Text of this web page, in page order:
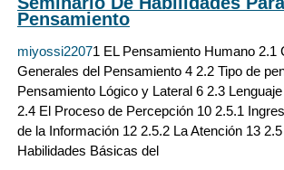
Pensamiento
miyossi22071 EL Pensamiento Humano 2.1
Generales del Pensamiento 4 2.2 Tipo de
Pensamiento Lógico y Lateral 6 2.3
2.4 El Proceso de Percepción 10 2.5.1
de la Información 12 2.5.2 La Atención 13
Habilidades Básicas del